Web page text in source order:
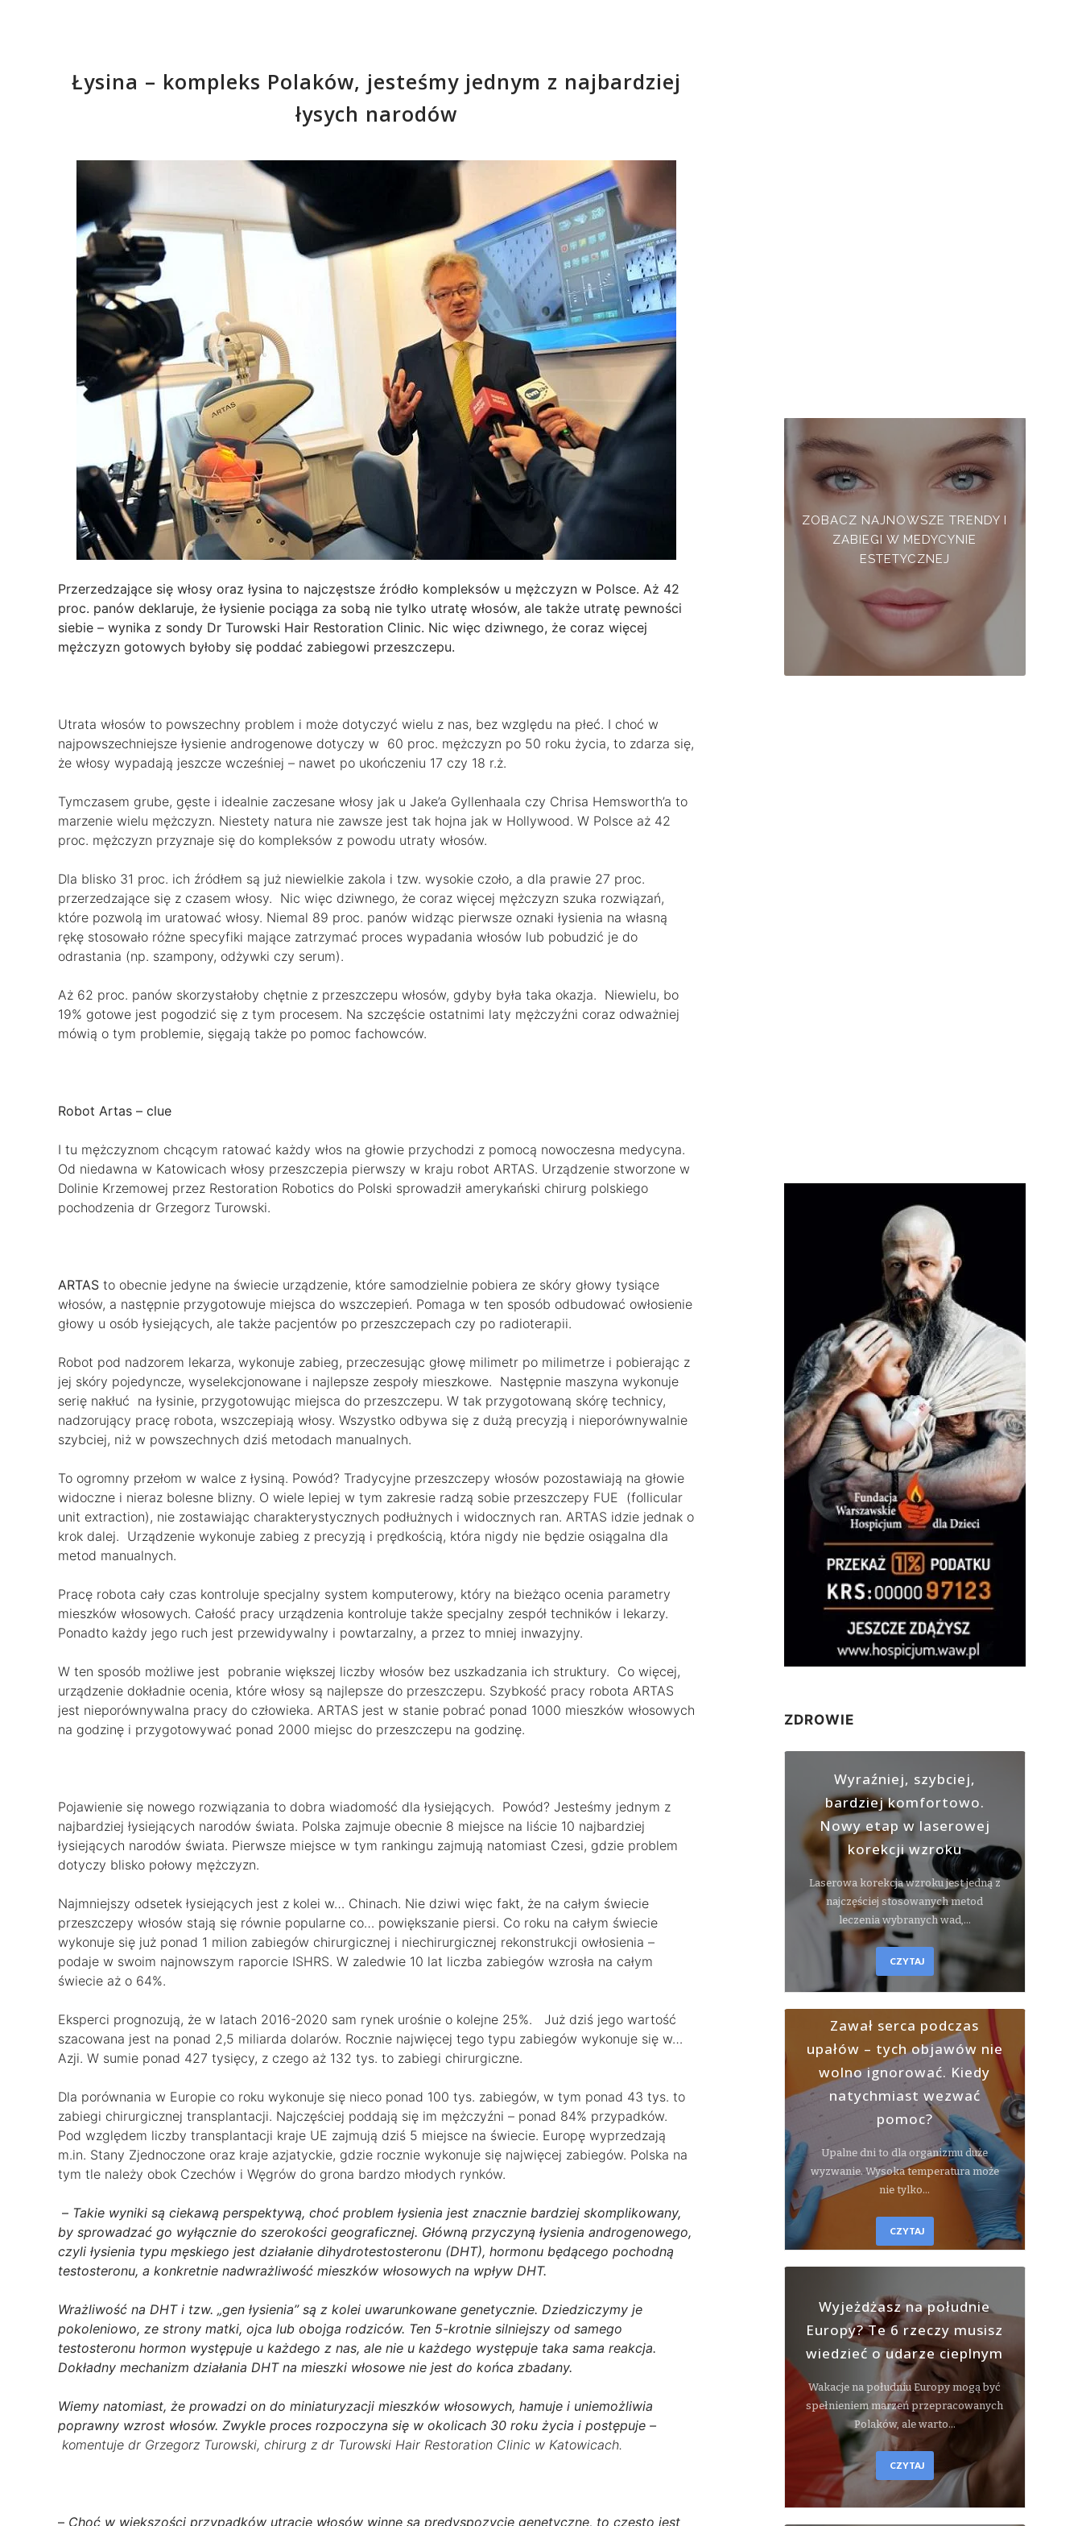
Łysina – kompleks Polaków, jesteśmy jednym z najbardziej
łysych narodów
Przerzedzające się włosy oraz łysina to najczęstsze źródło kompleksów u mężczyzn w Polsce. Aż 42
proc. panów deklaruje, że łysienie pociąga za sobą nie tylko utratę włosów, ale także utratę pewności
siebie – wynika z sondy Dr Turowski Hair Restoration Clinic. Nic więc dziwnego, że coraz więcej
mężczyzn gotowych byłoby się poddać zabiegowi przeszczepu.
Utrata włosów to powszechny problem i może dotyczyć wielu z nas, bez względu na płeć. I choć w
najpowszechniejsze łysienie androgenowe dotyczy w 60 proc. mężczyzn po 50 roku życia, to zdarza się,
że włosy wypadają jeszcze wcześniej – nawet po ukończeniu 17 czy 18 r.ż.
Tymczasem grube, gęste i idealnie zaczesane włosy jak u Jake’a Gyllenhaala czy Chrisa Hemsworth’a to
marzenie wielu mężczyzn. Niestety natura nie zawsze jest tak hojna jak w Hollywood. W Polsce aż 42
proc. mężczyzn przyznaje się do kompleksów z powodu utraty włosów.
Dla blisko 31 proc. ich źródłem są już niewielkie zakola i tzw. wysokie czoło, a dla prawie 27 proc.
przerzedzające się z czasem włosy. Nic więc dziwnego, że coraz więcej mężczyzn szuka rozwiązań,
które pozwolą im uratować włosy. Niemal 89 proc. panów widząc pierwsze oznaki łysienia na własną
rękę stosowało różne specyfiki mające zatrzymać proces wypadania włosów lub pobudzić je do
odrastania (np. szampony, odżywki czy serum).
Aż 62 proc. panów skorzystałoby chętnie z przeszczepu włosów, gdyby była taka okazja. Niewielu, bo
19% gotowe jest pogodzić się z tym procesem. Na szczęście ostatnimi laty mężczyźni coraz odważniej
mówią o tym problemie, sięgają także po pomoc fachowców.
Robot Artas – clue
I tu mężczyznom chcącym ratować każdy włos na głowie przychodzi z pomocą nowoczesna medycyna.
Od niedawna w Katowicach włosy przeszczepia pierwszy w kraju robot ARTAS. Urządzenie stworzone w
Dolinie Krzemowej przez Restoration Robotics do Polski sprowadził amerykański chirurg polskiego
pochodzenia dr Grzegorz Turowski.
ARTAS to obecnie jedyne na świecie urządzenie, które samodzielnie pobiera ze skóry głowy tysiące
włosów, a następnie przygotowuje miejsca do wszczepień. Pomaga w ten sposób odbudować owłosienie
głowy u osób łysiejących, ale także pacjentów po przeszczepach czy po radioterapii.
Robot pod nadzorem lekarza, wykonuje zabieg, przeczesując głowę milimetr po milimetrze i pobierając z
jej skóry pojedyncze, wyselekcjonowane i najlepsze zespoły mieszkowe. Następnie maszyna wykonuje
serię nakłuć na łysinie, przygotowując miejsca do przeszczepu. W tak przygotowaną skórę technicy,
nadzorujący pracę robota, wszczepiają włosy. Wszystko odbywa się z dużą precyzją i nieporównywalnie
szybciej, niż w powszechnych dziś metodach manualnych.
To ogromny przełom w walce z łysiną. Powód? Tradycyjne przeszczepy włosów pozostawiają na głowie
widoczne i nieraz bolesne blizny. O wiele lepiej w tym zakresie radzą sobie przeszczepy FUE (follicular
unit extraction), nie zostawiając charakterystycznych podłużnych i widocznych ran. ARTAS idzie jednak o
krok dalej. Urządzenie wykonuje zabieg z precyzją i prędkością, która nigdy nie będzie osiągalna dla
metod manualnych.
Pracę robota cały czas kontroluje specjalny system komputerowy, który na bieżąco ocenia parametry
mieszków włosowych. Całość pracy urządzenia kontroluje także specjalny zespół techników i lekarzy.
Ponadto każdy jego ruch jest przewidywalny i powtarzalny, a przez to mniej inwazyjny.
W ten sposób możliwe jest pobranie większej liczby włosów bez uszkadzania ich struktury. Co więcej,
urządzenie dokładnie ocenia, które włosy są najlepsze do przeszczepu. Szybkość pracy robota ARTAS
jest nieporównywalna pracy do człowieka. ARTAS jest w stanie pobrać ponad 1000 mieszków włosowych
na godzinę i przygotowywać ponad 2000 miejsc do przeszczepu na godzinę.
Pojawienie się nowego rozwiązania to dobra wiadomość dla łysiejących. Powód? Jesteśmy jednym z
najbardziej łysiejących narodów świata. Polska zajmuje obecnie 8 miejsce na liście 10 najbardziej
łysiejących narodów świata. Pierwsze miejsce w tym rankingu zajmują natomiast Czesi, gdzie problem
dotyczy blisko połowy mężczyzn.
Najmniejszy odsetek łysiejących jest z kolei w… Chinach. Nie dziwi więc fakt, że na całym świecie
przeszczepy włosów stają się równie popularne co… powiększanie piersi. Co roku na całym świecie
wykonuje się już ponad 1 milion zabiegów chirurgicznej i niechirurgicznej rekonstrukcji owłosienia –
podaje w swoim najnowszym raporcie ISHRS. W zaledwie 10 lat liczba zabiegów wzrosła na całym
świecie aż o 64%.
Eksperci prognozują, że w latach 2016-2020 sam rynek urośnie o kolejne 25%. Już dziś jego wartość
szacowana jest na ponad 2,5 miliarda dolarów. Rocznie najwięcej tego typu zabiegów wykonuje się w…
Azji. W sumie ponad 427 tysięcy, z czego aż 132 tys. to zabiegi chirurgiczne.
Dla porównania w Europie co roku wykonuje się nieco ponad 100 tys. zabiegów, w tym ponad 43 tys. to
zabiegi chirurgicznej transplantacji. Najczęściej poddają się im mężczyźni – ponad 84% przypadków.
Pod względem liczby transplantacji kraje UE zajmują dziś 5 miejsce na świecie. Europę wyprzedzają
m.in. Stany Zjednoczone oraz kraje azjatyckie, gdzie rocznie wykonuje się najwięcej zabiegów. Polska na
tym tle należy obok Czechów i Węgrów do grona bardzo młodych rynków.
– Takie wyniki są ciekawą perspektywą, choć problem łysienia jest znacznie bardziej skomplikowany,
by sprowadzać go wyłącznie do szerokości geograficznej. Główną przyczyną łysienia androgenowego,
czyli łysienia typu męskiego jest działanie dihydrotestosteronu (DHT), hormonu będącego pochodną
testosteronu, a konkretnie nadwrażliwość mieszków włosowych na wpływ DHT.
Wrażliwość na DHT i tzw. „gen łysienia” są z kolei uwarunkowane genetycznie. Dziedziczymy je
pokoleniowo, ze strony matki, ojca lub obojga rodziców. Ten 5-krotnie silniejszy od samego
testosteronu hormon występuje u każdego z nas, ale nie u każdego występuje taka sama reakcja.
Dokładny mechanizm działania DHT na mieszki włosowe nie jest do końca zbadany.
Wiemy natomiast, że prowadzi on do miniaturyzacji mieszków włosowych, hamuje i uniemożliwia
poprawny wzrost włosów. Zwykle proces rozpoczyna się w okolicach 30 roku życia i postępuje –
komentuje dr Grzegorz Turowski, chirurg z dr Turowski Hair Restoration Clinic w Katowicach.
– Choć w większości przypadków utracie włosów winne są predyspozycje genetyczne, to często jest
ZOBACZ NAJNOWSZE TRENDY I
ZABIEGI W MEDYCYNIE
ESTETYCZNEJ
ZDROWIE
Wyraźniej, szybciej,
bardziej komfortowo.
Nowy etap w laserowej
korekcji wzroku
Laserowa korekcja wzroku jest jedną z
najczęściej stosowanych metod
leczenia wybranych wad,…
CZYTAJ
Zawał serca podczas
upałów – tych objawów nie
wolno ignorować. Kiedy
natychmiast wezwać
pomoc?
Upalne dni to dla organizmu duże
wyzwanie. Wysoka temperatura może
nie tylko…
CZYTAJ
Wyjeżdżasz na południe
Europy? Te 6 rzeczy musisz
wiedzieć o udarze cieplnym
Wakacje na południu Europy mogą być
spełnieniem marzeń przepracowanych
Polaków, ale warto…
CZYTAJ